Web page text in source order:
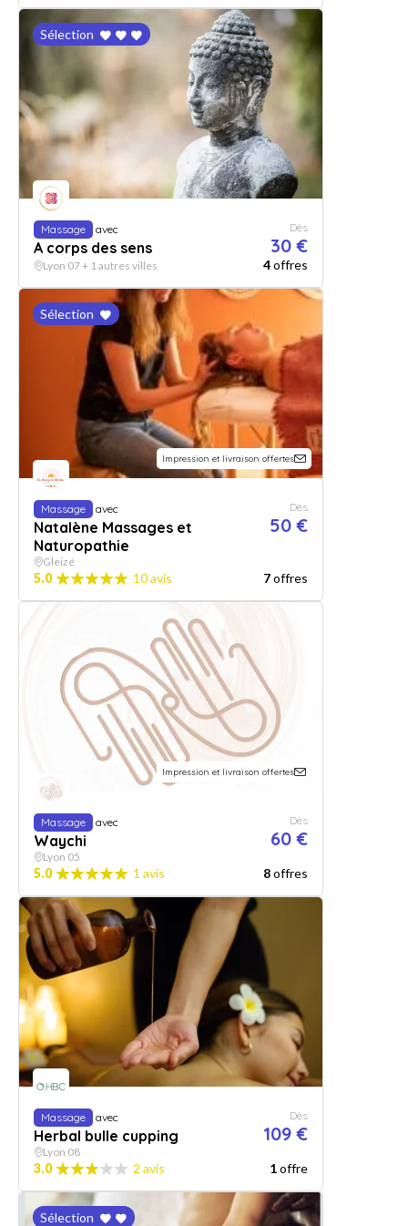
Sélection
Massage avec
A corps des sens
Dès
30 €
Lyon 07 + 1 autres villes 4offres
Sélection
Impression et livraison offertes
Massage avec
Natalène Massages et
Naturopathie
Dès
50 €
Gleizé
5.0 10 avis 7offres
Impression et livraison offertes
Massage avec
Waychi
Dès
60 €
Lyon 05
5.0 1 avis 8offres
Massage avec
Herbal bulle cupping
Dès
109 €
Lyon 08
3.0 2 avis 1offre
Sélection